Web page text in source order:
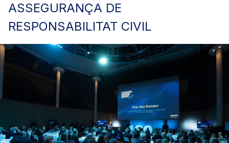
ASSEGURANÇA DE
RESPONSABILITAT CIVIL